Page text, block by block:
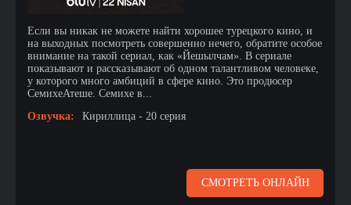
Если вы никак не можете найти хорошее турецкого кино, и
на выходных посмотреть совершенно нечего, обратите особое
внимание на такой сериал, как «Йешылчам». В сериале
показывают и рассказывают об одном талантливом человеке,
у которого много амбиций в сфере кино. Это продюсер
СемихеАтеше. Семихе в...
Озвучка:
Кириллица - 20 серия
СМОТРЕТЬ ОНЛАЙН